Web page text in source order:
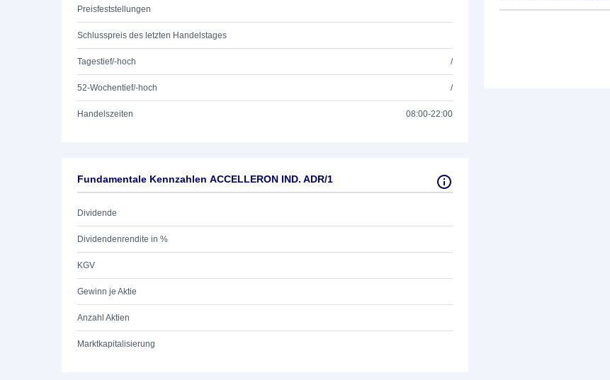
Preisfeststellungen
Schlusspreis des letzten Handelstages
Tagestief/-hoch /
52-Wochentief/-hoch /
Handelszeiten 08:00-22:00
Fundamentale Kennzahlen ACCELLERON IND. ADR/1
Dividende
Dividendenrendite in %
KGV
Gewinn je Aktie
Anzahl Aktien
Marktkapitalisierung